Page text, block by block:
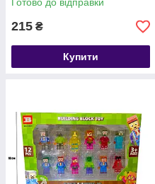
215 ₴
Купити